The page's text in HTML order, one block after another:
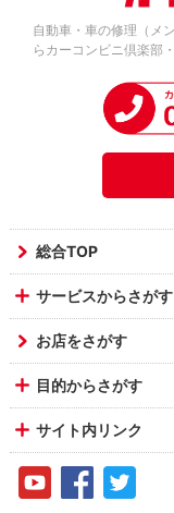
自動車・車の修理（メ
らカーコンビニ倶楽部
総合TOP
サービスからさがす
お店をさがす
目的からさがす
サイト内リンク